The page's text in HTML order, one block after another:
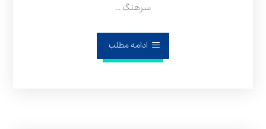
سرهنگ ...
ادامه مطلب